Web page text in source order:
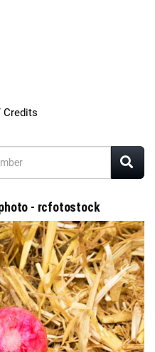
0.00 €* / Credits
- rcfotostock